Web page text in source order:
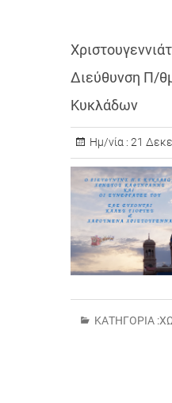
Διεύθυνση Π/
Κυκλάδων
Ημ/νία : 21
ΚΑΤΗΓΟΡΊΑ :